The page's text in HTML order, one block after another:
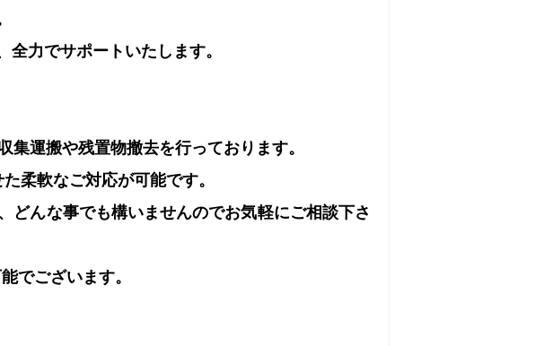
力でサポートいたします。
運搬や残置物撤去を行っております。
柔軟なご対応が可能です。
どんな事でも構いませんのでお気軽にご相談下さ
でございます。